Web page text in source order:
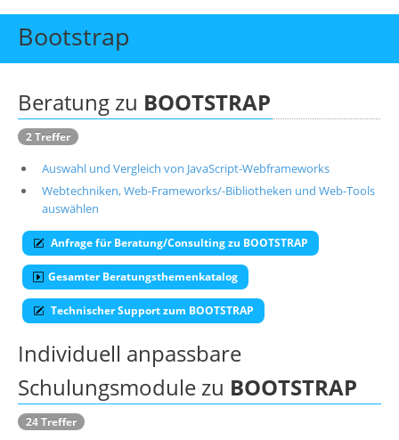
Start
Themen
Individuelle Schulungen
Wissen
Suche
Bootstrap
Beratung zu BOOTSTRAP
2 Treffer
Auswahl und Vergleich von JavaScript-Webframeworks
Webtechniken, Web-Frameworks/-Bibliotheken und Web-Tools
auswählen
Anfrage für Beratung/Consulting zu BOOTSTRAP
Gesamter Beratungsthemenkatalog
Technischer Support zum BOOTSTRAP
Individuell anpassbare
Schulungsmodule zu BOOTSTRAP
24 Treffer